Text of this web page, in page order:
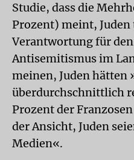
Studie, dass die
Prozent) meint, Juden
Verantwortung für
Antisemitismus im
meinen, Juden hätten
überdurchschnittlich
Prozent der
der Ansicht, Juden
Medien«.